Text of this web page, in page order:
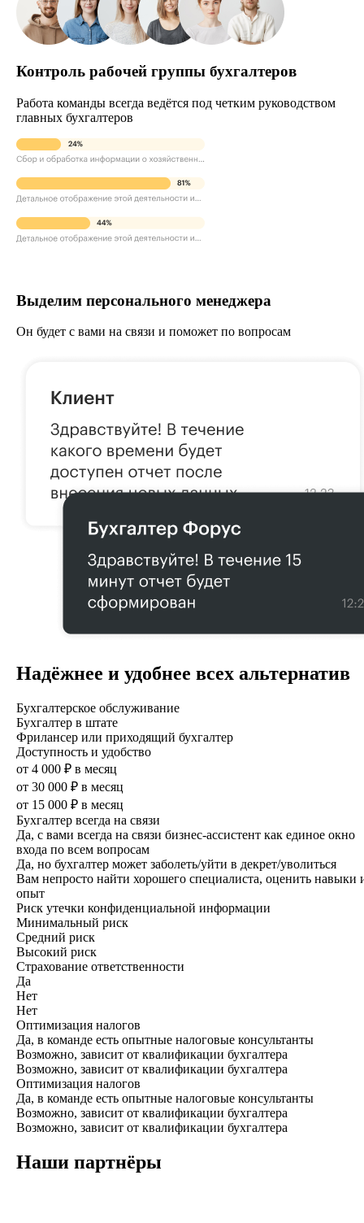
Контроль рабочей группы бухгалтеров
Работа команды всегда ведётся под четким руководством
главных бухгалтеров
Выделим персонального менеджера
Он будет с вами на связи и поможет по вопросам
Надёжнее и удобнее всех альтернатив
Бухгалтерское обслуживание
Бухгалтер в штате
Фрилансер или приходящий бухгалтер
Доступность и удобство
от 4 000 ₽ в месяц
от 30 000 ₽ в месяц
от 15 000 ₽ в месяц
Бухгалтер всегда на связи
Да, с вами всегда на связи бизнес-ассистент как единое окно
входа по всем вопросам
Да, но бухгалтер может заболеть/уйти в декрет/уволиться
Вам непросто найти хорошего специ­алиста, оценить навыки
опыт
Риск утечки конфиденциальной информации
Минимальный риск
Средний риск
Высокий риск
Страхование ответственности
Да
Нет
Нет
Оптимизация налогов
Да, в команде есть опытные налоговые консультанты
Возможно, зависит от квалификации бухгалтера
Возможно, зависит от квалификации бухгалтера
Оптимизация налогов
Да, в команде есть опытные налоговые консультанты
Возможно, зависит от квалификации бухгалтера
Возможно, зависит от квалификации бухгалтера
Наши партнёры